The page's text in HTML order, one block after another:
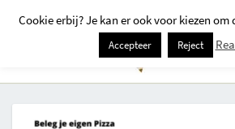
Cookie erbij? Je kan er ook voor kiezen
Accepteer Reject